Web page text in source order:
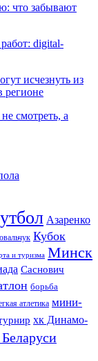
что забывают
digital-
исчезнуть из
регионе
смотреть, а
Азаренко
Кубок
и туризма Минск
Саснович
борьба
атлетика мини-
хк Динамо-